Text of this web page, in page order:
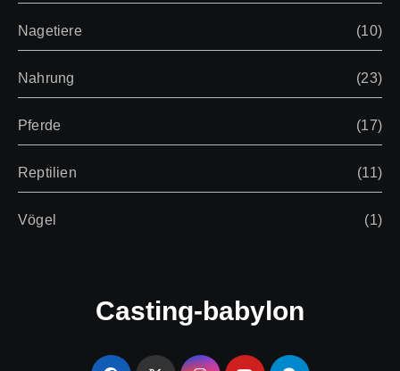
Nagetiere (10)
Nahrung (23)
Pferde (17)
Reptilien (11)
Vögel (1)
Casting-babylon